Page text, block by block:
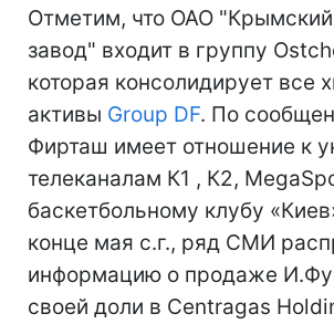
Отметим, что ОАО
завод" входит в группу
которая консолидирует все
активы Group DF. По
Фирташ имеет отношение к
телеканалам К1 , К2,
баскетбольному клубу
конце мая с.г., ряд СМИ
информацию о продаже
своей доли в Centragas